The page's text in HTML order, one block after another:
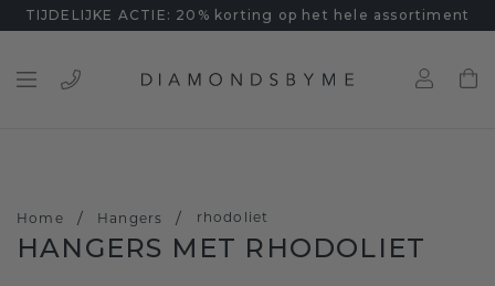
TIJDELIJKE ACTIE: 20% korting op het hele assortiment
Home / Hangers / rhodoliet
HANGERS MET RHODOLIET